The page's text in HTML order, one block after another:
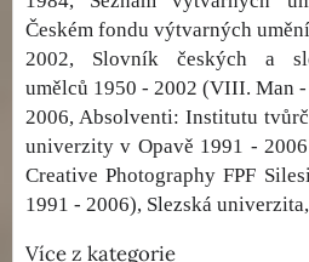
Českém fondu výtvarných
2002, Slovník českých a
umělců 1950 - 2002 (VIII. Man
2006, Absolventi: Institutu
univerzity v Opavě 1991 -
Creative Photography FPF
1991 - 2006), Slezská
Více z kategorie